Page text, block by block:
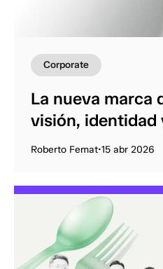
Corporate
La nueva marca
visión, identidad
Roberto Femat•15 abr 2026